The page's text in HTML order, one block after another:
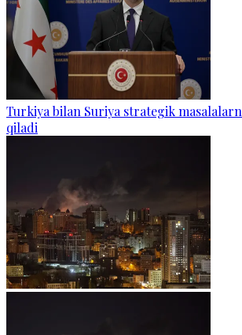
Turkiya bilan Suriya strategik
qiladi